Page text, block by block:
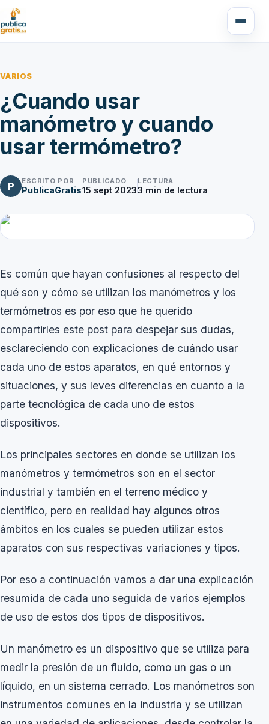
VARIOS
¿Cuando usar
manómetro y cuando
usar termómetro?
P ESCRITO POR
PublicaGratis
PUBLICADO
15 sept 2023
LECTURA
3 min de lectura
Es común que hayan confusiones al respecto del
qué son y cómo se utilizan los manómetros y los
termómetros es por eso que he querido
compartirles este post para despejar sus dudas,
esclareciendo con explicaciones de cuándo usar
cada uno de estos aparatos, en qué entornos y
situaciones, y sus leves diferencias en cuanto a la
parte tecnológica de cada uno de estos
dispositivos.
Los principales sectores en donde se utilizan los
manómetros y termómetros son en el sector
industrial y también en el terreno médico y
científico, pero en realidad hay algunos otros
ámbitos en los cuales se pueden utilizar estos
aparatos con sus respectivas variaciones y tipos.
Por eso a continuación vamos a dar una explicación
resumida de cada uno seguida de varios ejemplos
de uso de estos dos tipos de dispositivos.
Un manómetro es un dispositivo que se utiliza para
medir la presión de un fluido, como un gas o un
líquido, en un sistema cerrado. Los manómetros son
instrumentos comunes en la industria y se utilizan